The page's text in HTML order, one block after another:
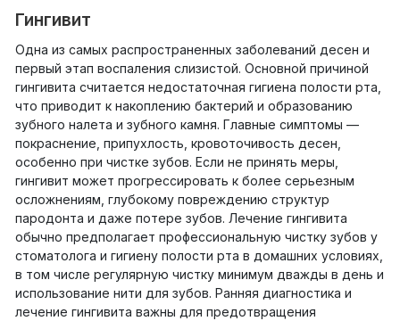
Гингивит
Одна из самых распространенных заболеваний десен и
первый этап воспаления слизистой. Основной причиной
гингивита считается недостаточная гигиена полости рта,
что приводит к накоплению бактерий и образованию
зубного налета и зубного камня. Главные симптомы —
покраснение, припухлость, кровоточивость десен,
особенно при чистке зубов. Если не принять меры,
гингивит может прогрессировать к более серьезным
осложнениям, глубокому повреждению структур
пародонта и даже потере зубов. Лечение гингивита
обычно предполагает профессиональную чистку зубов у
стоматолога и гигиену полости рта в домашних условиях,
в том числе регулярную чистку минимум дважды в день и
использование нити для зубов. Ранняя диагностика и
лечение гингивита важны для предотвращения